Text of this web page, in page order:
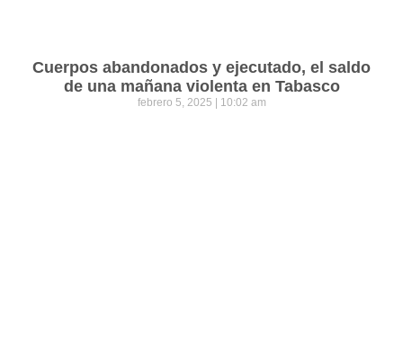
Cuerpos abandonados y ejecutado, el saldo
de una mañana violenta en Tabasco
febrero 5, 2025 10:02 am